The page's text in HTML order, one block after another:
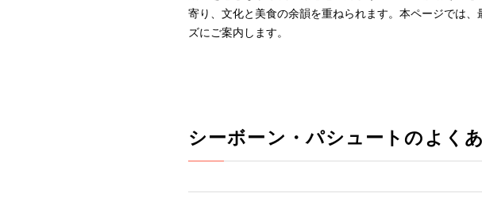
寄り、文化と美食の余韻を重ねられます。本ページでは
ズにご案内します。
シーボーン・パシュートのよく